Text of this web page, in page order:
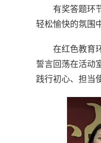
有奖答题环
轻松愉快的氛围
在红色教育
誓言回荡在活动
践行初心、担当